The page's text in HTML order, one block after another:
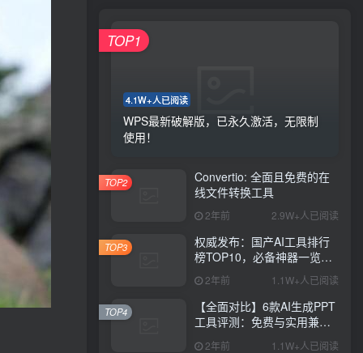
4.1W+人已阅读
WPS最新破解版，已永久激活，无限制
使用！
TOP1
Convertio: 全面且免费的在
线文件转换工具
2年前 2.9W+人已阅读
TOP2
权威发布：国产AI工具排行
榜TOP10，必备神器一览无
2年前 1.1W+人已阅读
TOP3
【全面对比】6款AI生成PPT
工具评测：免费与实用兼
具，哪款更胜一筹？
2年前 1.1W+人已阅读
TOP4